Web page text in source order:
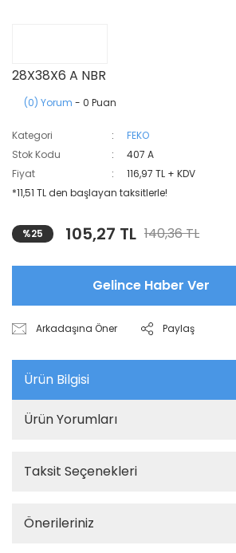
28X38X6 A NBR
(0) Yorum - 0 Puan
Kategori
FEKO
Stok Kodu
407 A
Fiyat
116,97 TL + KDV
*11,51 TL den başlayan taksitlerle!
%25 105,27 TL 140,36 TL
Gelince Haber Ver
Arkadaşına Öner Paylaş
Ürün Bilgisi
Ürün Yorumları
Taksit Seçenekleri
Önerileriniz